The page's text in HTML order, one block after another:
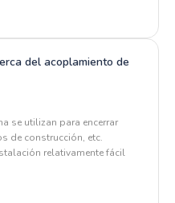
del acoplamiento de
se utilizan para encerrar
de construcción, etc.
relativamente fácil